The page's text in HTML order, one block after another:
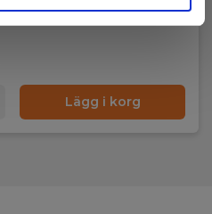
Lägg i korg